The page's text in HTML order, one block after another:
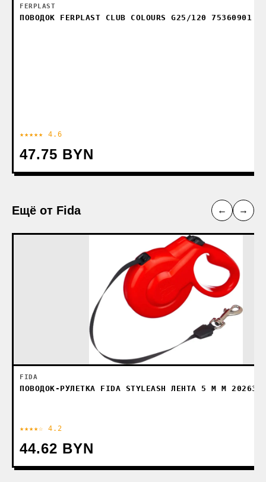
FERPLAST
ПОВОДОК FERPLAST CLUB COLOURS G25/120 75360901
★★★★★ 4.6
47.75 BYN
Ещё от Fida ← →
FIDA
ПОВОДОК-РУЛЕТКА FIDA STYLEASH ЛЕНТА 5 М M
★★★★☆ 4.2
44.62 BYN